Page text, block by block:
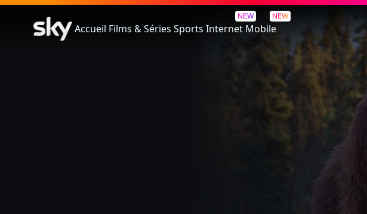
Accueil Films & Séries Sports
NEW
Internet
NEW
Mobile
Jumpers